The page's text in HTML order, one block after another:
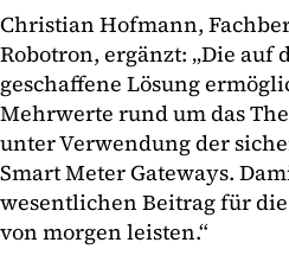
Christian Hofmann,
Robotron, ergänzt: „Die auf
geschaffene Lösung
Mehrwerte rund um das
unter Verwendung der
Smart Meter Gateways.
wesentlichen Beitrag für
von morgen leisten.“